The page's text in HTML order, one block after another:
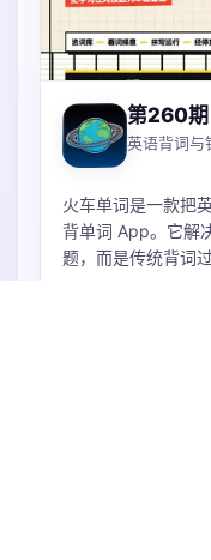
第260期
英语背词与
火车单词是一款把
背单词 App。它解
题，而是传统背词